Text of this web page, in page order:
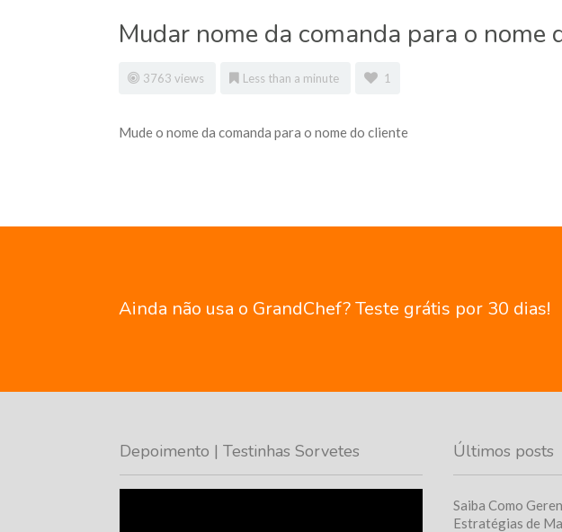
Mudar nome da comanda para o nome
3763 views Less than a minute 1
Mude o nome da comanda para o nome do cliente
Ainda não usa o GrandChef? Teste grátis por 30 dias!
Depoimento | Testinhas Sorvetes Últimos posts
Saiba Como
Estratégias de